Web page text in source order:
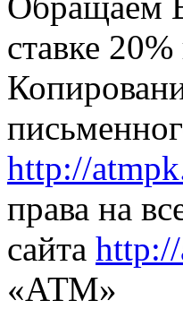
ставке
http://
права на
сайта
«АТМ»